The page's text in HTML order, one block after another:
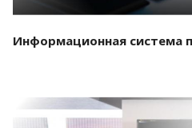
Информационная система